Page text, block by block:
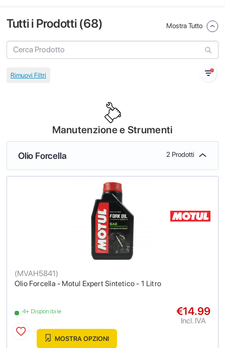
Tutti i Prodotti (68) Mostra Tutto
Manutenzione e Strumenti
Olio Forcella 2 Prodotti
Olio Forcella - Motul Expert Sintetico - 1 Litro
(MVAH5841)
4+ Disponibile €14.99
Incl. IVA
MOSTRA OPZIONI